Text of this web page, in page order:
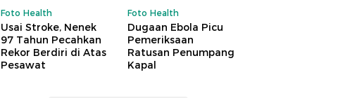
Foto Health
Usai Stroke, Nenek
97 Tahun Pecahkan
Rekor Berdiri di Atas
Pesawat
Foto Health
Dugaan Ebola Picu
Pemeriksaan
Ratusan Penumpang
Kapal